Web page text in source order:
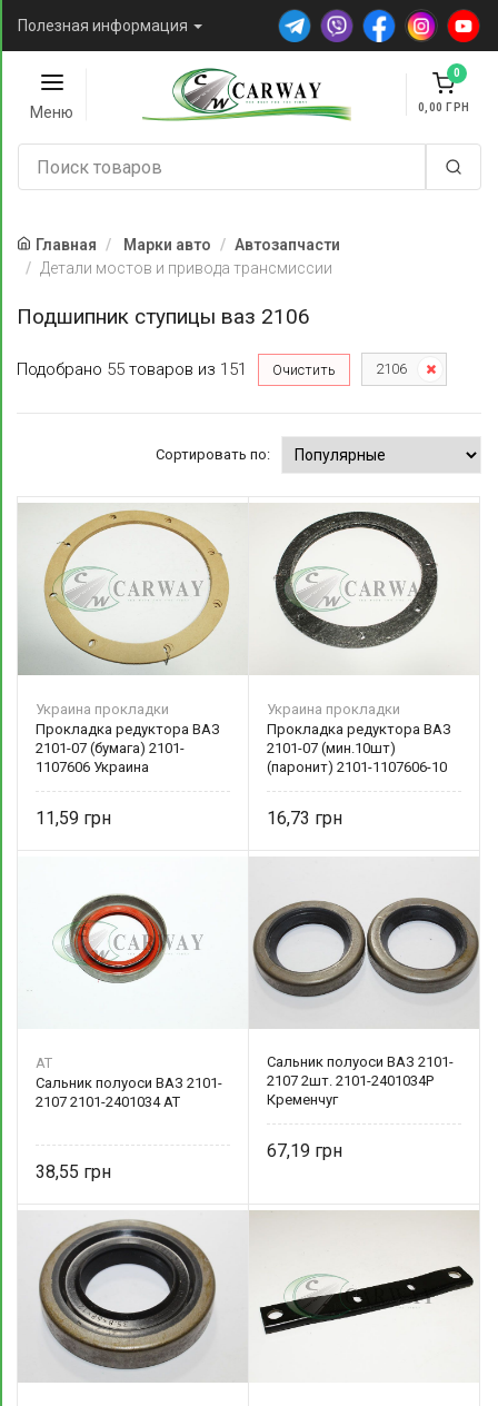
Полезная информация
Меню
0
0,00
Главная Марки авто
Автозапчасти
Детали мостов и привода трансмиссии
Подшипник ступицы ваз 2106
Подобрано 55 товаров из 151 Очистить 2106
Сортировать по:
Украина прокладки
Прокладка редуктора ВАЗ
2101-07 (бумага) 2101-
1107606 Украина
11,59
Украина прокладки
Прокладка редуктора ВАЗ
2101-07 (мин.10шт)
(паронит) 2101-1107606-10
16,73
AT
Сальник полуоси ВАЗ 2101-
2107 2101-2401034 AT
38,55
Сальник полуоси ВАЗ 2101-
2107 2шт. 2101-2401034Р
Кременчуг
67,19